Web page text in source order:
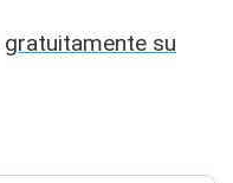
gratuitamente su